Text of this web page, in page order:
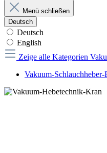
Menü schließen
Deutsch
Deutsch
English
Zeige alle Kategorien
Vakuum-Schlauchheber-